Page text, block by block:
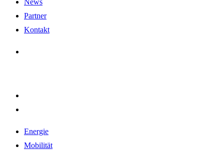
News
Partner
Kontakt
Energie
Mobilität